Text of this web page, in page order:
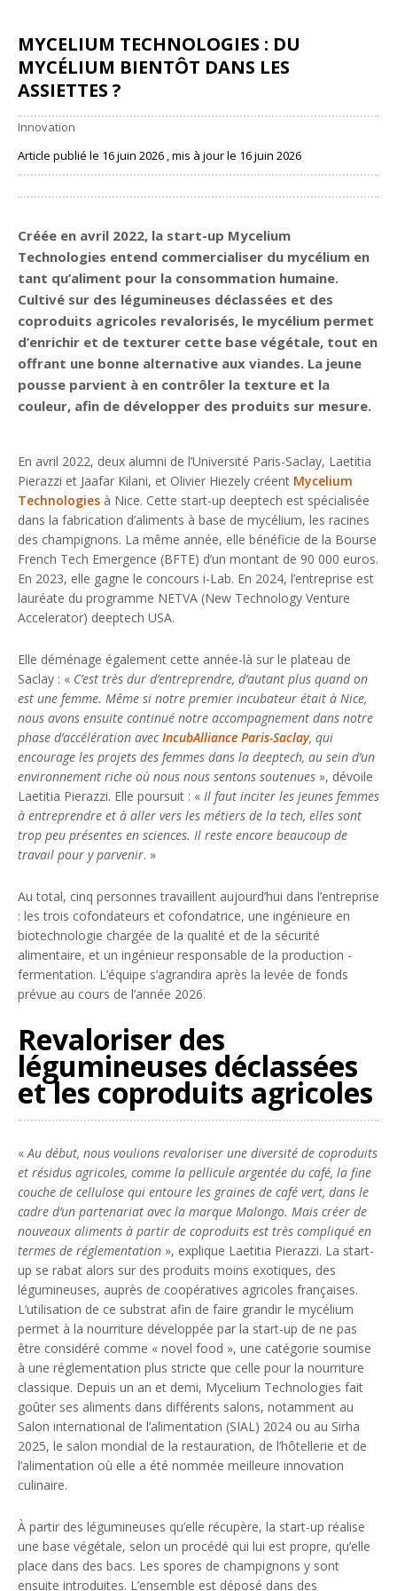
MYCELIUM TECHNOLOGIES : DU
MYCÉLIUM BIENTÔT DANS LES
ASSIETTES ?
Innovation
Article publié le 16 juin 2026 , mis à jour le 16 juin 2026
Créée en avril 2022, la start-up Mycelium
Technologies entend commercialiser du mycélium en
tant qu’aliment pour la consommation humaine.
Cultivé sur des légumineuses déclassées et des
coproduits agricoles revalorisés, le mycélium permet
d’enrichir et de texturer cette base végétale, tout en
offrant une bonne alternative aux viandes. La jeune
pousse parvient à en contrôler la texture et la
couleur, afin de développer des produits sur mesure.
En avril 2022, deux alumni de l’Université Paris-Saclay, Laetitia
Pierazzi et Jaafar Kilani, et Olivier Hiezely créent Mycelium
Technologies à Nice. Cette start-up deeptech est spécialisée
dans la fabrication d’aliments à base de mycélium, les racines
des champignons. La même année, elle bénéficie de la Bourse
French Tech Emergence (BFTE) d’un montant de 90 000 euros.
En 2023, elle gagne le concours i-Lab. En 2024, l’entreprise est
lauréate du programme NETVA (New Technology Venture
Accelerator) deeptech USA.
Elle déménage également cette année-là sur le plateau de
Saclay : « C’est très dur d’entreprendre, d’autant plus quand on
est une femme. Même si notre premier incubateur était à Nice,
nous avons ensuite continué notre accompagnement dans notre
phase d’accélération avecIncubAlliance Paris-Saclay, qui
encourage les projets des femmes dans la deeptech, au sein d’un
environnement riche où nous nous sentons soutenues », dévoile
Laetitia Pierazzi. Elle poursuit : « Il faut inciter les jeunes femmes
à entreprendre et à aller vers les métiers de la tech, elles sont
trop peu présentes en sciences. Il reste encore beaucoup de
travail pour y parvenir. »
Au total, cinq personnes travaillent aujourd’hui dans l’entreprise
: les trois cofondateurs et cofondatrice, une ingénieure en
biotechnologie chargée de la qualité et de la sécurité
alimentaire, et un ingénieur responsable de la production -
fermentation. L’équipe s’agrandira après la levée de fonds
prévue au cours de l’année 2026.
Revaloriser des
légumineuses déclassées
et les coproduits agricoles
« Au début, nous voulions revaloriser une diversité de coproduits
et résidus agricoles, comme la pellicule argentée du café, la fine
couche de cellulose qui entoure les graines de café vert, dans le
cadre d’un partenariat avec la marque Malongo. Mais créer de
nouveaux aliments à partir de coproduits est très compliqué en
termes de réglementation », explique Laetitia Pierazzi. La start-
up se rabat alors sur des produits moins exotiques, des
légumineuses, auprès de coopératives agricoles françaises.
L’utilisation de ce substrat afin de faire grandir le mycélium
permet à la nourriture développée par la start-up de ne pas
être considéré comme « novel food », une catégorie soumise
à une réglementation plus stricte que celle pour la nourriture
classique. Depuis un an et demi, Mycelium Technologies fait
goûter ses aliments dans différents salons, notamment au
Salon international de l’alimentation (SIAL) 2024 ou au Sirha
2025, le salon mondial de la restauration, de l’hôtellerie et de
l’alimentation où elle a été nommée meilleure innovation
culinaire.
À partir des légumineuses qu’elle récupère, la start-up réalise
une base végétale, selon un procédé qui lui est propre, qu’elle
place dans des bacs. Les spores de champignons y sont
ensuite introduites. L’ensemble est déposé dans des